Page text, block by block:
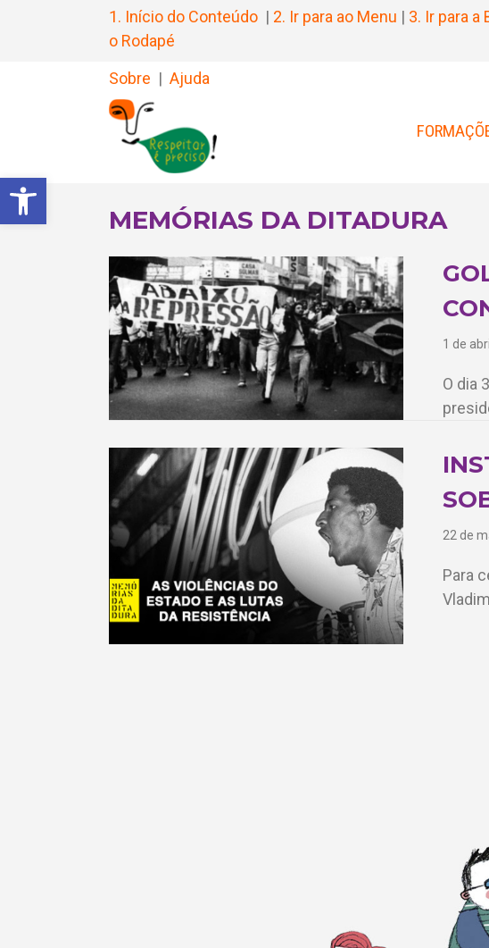
Barra de Ferramentas Aberta
1. Início do Conteúdo | 2. Ir para ao Menu | 3. Ir para a
o Rodapé
Sobre | Ajuda
MEMÓRIAS DA DITADURA
1 de
O dia
22 de
Para